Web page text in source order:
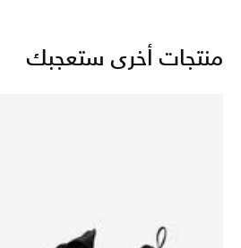
منتجات أخرى ستعجبك